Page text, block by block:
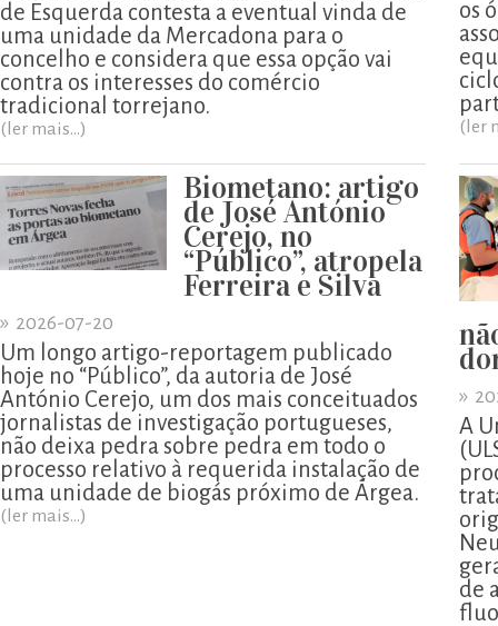
de Esquerda contesta a eventual vinda de
uma unidade da Mercadona para o
concelho e considera que essa opção vai
contra os interesses do comércio
tradicional torrejano.
(ler mais...)
os
(ler
Biometano: artigo
de José António
Cerejo, no
“Público”, atropela
Ferreira e Silva
» 2026-07-20
Um longo artigo-reportagem publicado
hoje no “Público”, da autoria de José
António Cerejo, um dos mais conceituados
jornalistas de investigação portugueses,
não deixa pedra sobre pedra em todo o
processo relativo à requerida instalação de
uma unidade de biogás próximo de Árgea.
(ler mais...)
»
A
de